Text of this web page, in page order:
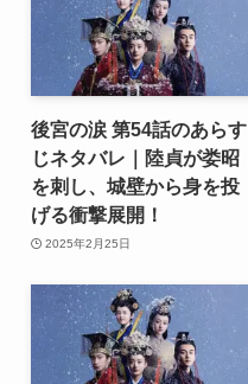
後宮の涙 第54話のあらす
じネタバレ｜陸貞が娄昭
を刺し、城壁から身を投
げる衝撃展開！
2025年2月25日